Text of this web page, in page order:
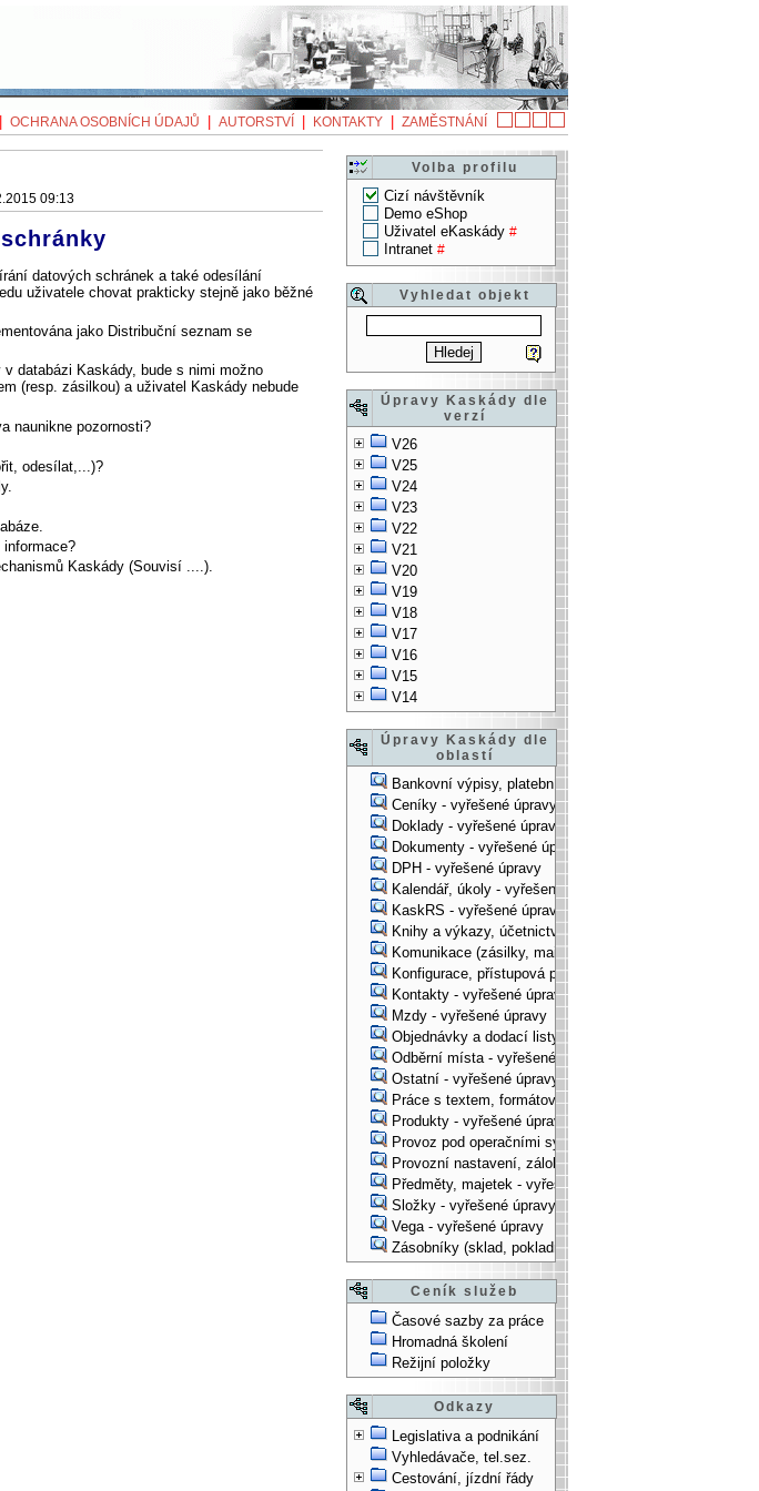
OCHRANA OSOBNÍCH ÚDAJŮ AUTORSTVÍ KONTAKTY ZAMĚSTNÁNÍ
Volba profilu
Cizí návštěvník
Demo eShop
Uživatel eKaskády #
Intranet #
Vyhledat objekt
Úpravy Kaskády dle
verzí
V26
V25
V24
V23
V22
V21
V20
V19
V18
V17
V16
V15
V14
Úpravy Kaskády dle
oblastí
Bankovní výpisy, platební příkazy - vyřešené úpravy
Ceníky - vyřešené úpravy
Doklady - vyřešené úpravy
Dokumenty - vyřešené úpravy
DPH - vyřešené úpravy
Kalendář, úkoly - vyřešené úpravy
KaskRS - vyřešené úpravy
Knihy a výkazy, účetnictví - vyřešené úpravy
Komunikace (zásilky, mail-systém, ...) - vyřešené úpravy
Konfigurace, přístupová práva, ... - vyřešené úpravy
Kontakty - vyřešené úpravy
Mzdy - vyřešené úpravy
Objednávky a dodací listy - vyřešené úpravy
Odběrní místa - vyřešené úpravy
Ostatní - vyřešené úpravy
Práce s textem, formátování, ... - vyřešené úpravy
Produkty - vyřešené úpravy
Provoz pod operačními systémy, technologické věci -
Provozní nastavení, zálohování, instalace, ... -
Předměty, majetek - vyřešené úpravy
Složky - vyřešené úpravy
Vega - vyřešené úpravy
Zásobníky (sklad, pokladna, bank. účet) - vyřešené
Ceník služeb
Časové sazby za práce
Hromadná školení
Režijní položky
Odkazy
Legislativa a podnikání
Vyhledávače, tel.sez.
Cestování, jízdní řády
09:13
datových schránek a také odesílání
uživatele chovat prakticky stejně jako běžné
jako Distribuční seznam se
databázi Kaskády, bude s nimi možno
(resp. zásilkou) a uživatel Kaskády nebude
naunikne pozornosti?
odesílat,...)?
Kaskády (Souvisí ....).